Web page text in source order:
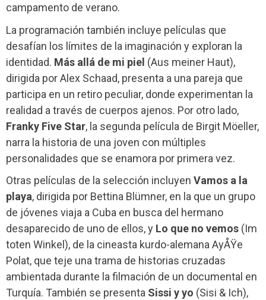
campamento de verano.
La programación también incluye películas que
desafían los límites de la imaginación y exploran la
identidad. Más allá de mi piel (Aus meiner Haut),
dirigida por Alex Schaad, presenta a una pareja que
participa en un retiro peculiar, donde experimentan la
realidad a través de cuerpos ajenos. Por otro lado,
Franky Five Star, la segunda película de Birgit Möeller,
narra la historia de una joven con múltiples
personalidades que se enamora por primera vez.
Otras películas de la selección incluyen Vamos a la
playa, dirigida por Bettina Blümner, en la que un grupo
de jóvenes viaja a Cuba en busca del hermano
desaparecido de uno de ellos, y Lo que no vemos (Im
toten Winkel), de la cineasta kurdo-alemana AyÅŸe
Polat, que teje una trama de historias cruzadas
ambientada durante la filmación de un documental en
Turquía. También se presenta Sissi y yo (Sisi & Ich),